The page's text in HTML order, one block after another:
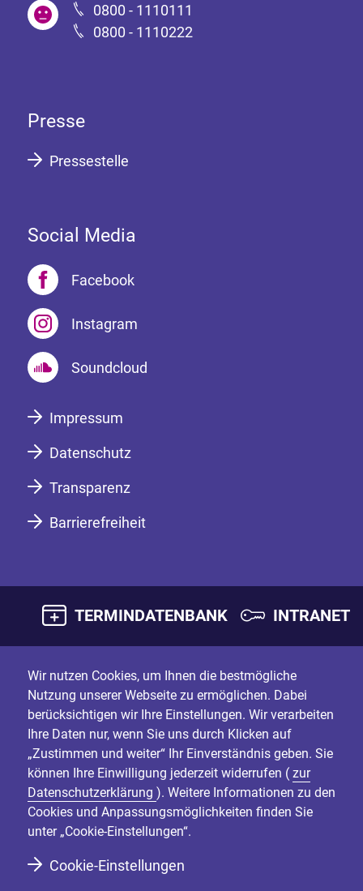
0800 - 1110111
0800 - 1110222
Presse
Pressestelle
Social Media
Facebook
Instagram
Soundcloud
Impressum
Datenschutz
Transparenz
Barrierefreiheit
TERMINDATENBANK INTRANET
Wir nutzen Cookies, um Ihnen die bestmögliche
Nutzung unserer Webseite zu ermöglichen. Dabei
berücksichtigen wir Ihre Einstellungen. Wir verarbeiten
Ihre Daten nur, wenn Sie uns durch Klicken auf
„Zustimmen und weiter“ Ihr Einverständnis geben. Sie
können Ihre Einwilligung jederzeit widerrufen ( zur
Datenschutzerklärung ). Weitere Informationen zu den
Cookies und Anpassungsmöglichkeiten finden Sie
unter „Cookie-Einstellungen“.
Cookie-Einstellungen